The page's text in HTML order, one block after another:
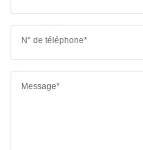
N° de téléphone*
Message*